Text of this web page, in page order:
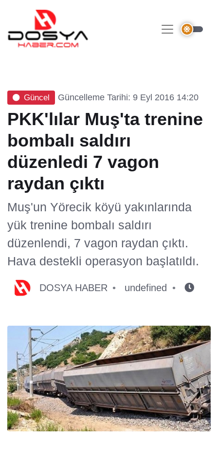
Güncel Güncelleme Tarihi: 9 Eyl 2016 14:20
PKK'lılar Muş'ta trenine
bombalı saldırı
düzenledi 7 vagon
raydan çıktı
Muş'un Yörecik köyü yakınlarında
yük trenine bombalı saldırı
düzenlendi, 7 vagon raydan çıktı.
Hava destekli operasyon başlatıldı.
DOSYA HABER undefined